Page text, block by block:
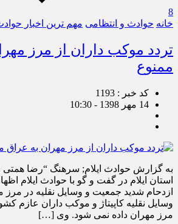
8
خانه حوادث و انتظامی مهم ترین اخبار
تردد موکب داران از مرز
ممنوع
کد خبر : 1193
14 مهر 1398 - 10:30
به گزارش حوادث ایلام; سرهنگ “رضا همتی
استان ایلام در گفت و گو با حوادث ایلام
ازدحام شدید جمعیت و وسایل نقلیه در مرز
وسایل نقلیه کاپیتاژ و موکب داران عازم
مرز مهران داده نمی شود. وی […]